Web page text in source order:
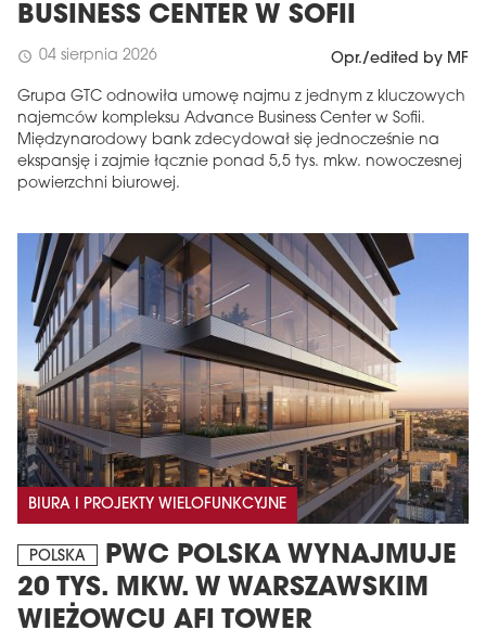
BUSINESS CENTER W SOFII
schedule 04 sierpnia 2026 Opr./edited by MF
Grupa GTC odnowiła umowę najmu z jednym z kluczowych
najemców kompleksu Advance Business Center w Sofii.
Międzynarodowy bank zdecydował się jednocześnie na
ekspansję i zajmie łącznie ponad 5,5 tys. mkw. nowoczesnej
powierzchni biurowej.
BIURA I PROJEKTY WIELOFUNKCYJNE
POLSKA
PWC POLSKA WYNAJMUJE
20 TYS. MKW. W WARSZAWSKIM
WIEŻOWCU AFI TOWER